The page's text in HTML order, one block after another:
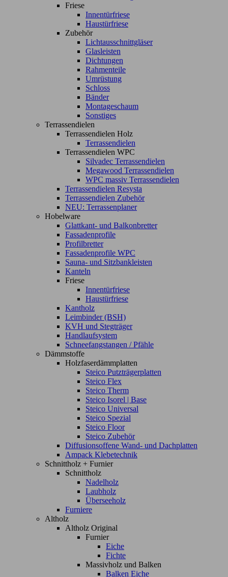
Friese
Innentürfriese
Haustürfriese
Zubehör
Lichtausschnittgläser
Glasleisten
Dichtungen
Rahmenteile
Umrüstung
Schloss
Bänder
Montageschaum
Sonstiges
Terrassendielen
Terrassendielen Holz
Terrassendielen
Terrassendielen WPC
Silvadec Terrassendielen
Megawood Terrassendielen
WPC massiv Terrassendielen
Terrassendielen Resysta
Terrassendielen Zubehör
NEU: Terrassenplaner
Hobelware
Glattkant- und Balkonbretter
Fassadenprofile
Profilbretter
Fassadenprofile WPC
Sauna- und Sitzbankleisten
Kanteln
Friese
Innentürfriese
Haustürfriese
Kantholz
Leimbinder (BSH)
KVH und Stegträger
Handlaufsystem
Schneefangstangen / Pfähle
Dämmstoffe
Holzfaserdämmplatten
Steico Putzträgerplatten
Steico Flex
Steico Therm
Steico Isorel | Base
Steico Universal
Steico Spezial
Steico Floor
Steico Zubehör
Diffusionsoffene Wand- und Dachplatten
Ampack Klebetechnik
Schnittholz + Furnier
Schnittholz
Nadelholz
Laubholz
Überseeholz
Furniere
Altholz
Altholz Original
Furnier
Eiche
Fichte
Massivholz und Balken
Balken Eiche